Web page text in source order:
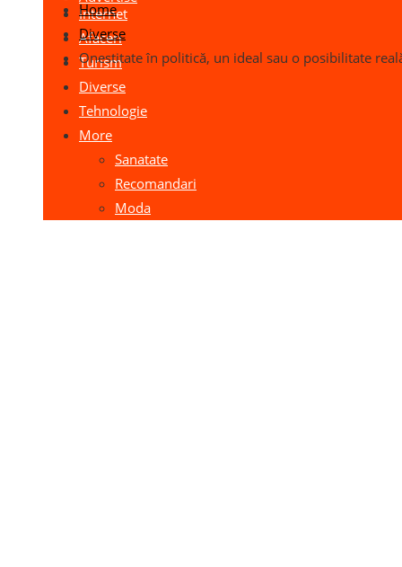
Internet
Afaceri
Turism
Diverse
Tehnologie
More
Sanatate
Recomandari
Moda
Home
Diverse
Onestitate în politică, un ideal sau o posibilitate